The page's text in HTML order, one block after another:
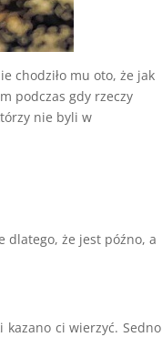
chodziło mu oto, że jak
podczas gdy rzeczy
nie byli w
dlatego, że jest późno, a
ci wierzyć. Sedno